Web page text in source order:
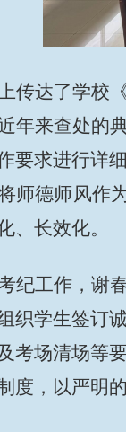
传达了学校
年来查处的
要求进行详
师德师风作
、长效化。
纪工作，谢
织学生签订
考场清场等
度，以严明